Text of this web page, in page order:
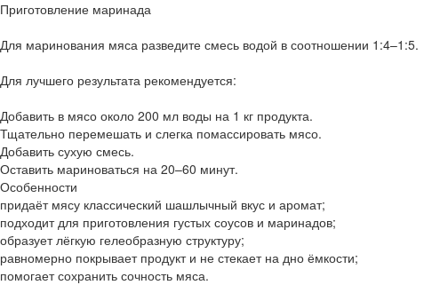
Приготовление маринада
Для маринования мяса разведите смесь водой в соотношении 1:4–1:5.
Для лучшего результата рекомендуется:
Добавить в мясо около 200 мл воды на 1 кг продукта.
Тщательно перемешать и слегка помассировать мясо.
Добавить сухую смесь.
Оставить мариноваться на 20–60 минут.
Особенности
придаёт мясу классический шашлычный вкус и аромат;
подходит для приготовления густых соусов и маринадов;
образует лёгкую гелеобразную структуру;
равномерно покрывает продукт и не стекает на дно ёмкости;
помогает сохранить сочность мяса.